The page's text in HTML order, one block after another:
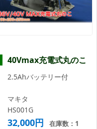
40Vmax充電式丸のこ
2.5Ahバッテリー付
マキタ
HS001G
32,000円 在庫数：1